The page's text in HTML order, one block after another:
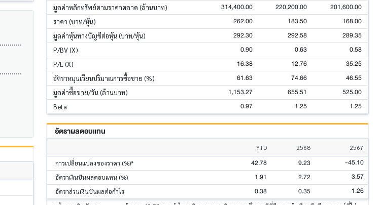
มูลค่าหลักทรัพย์ตามราคาตลาด (ล้านบาท) 314,400.00 220,200.00 201,600.00
ราคา (บาท/หุ้น) 262.00 183.50 168.00
มูลค่าหุ้นทางบัญชีต่อหุ้น (บาท/หุ้น) 292.30 292.58 289.35
P/BV (X) 0.90 0.63 0.58
P/E (X) 16.38 12.76 35.25
อัตราหมุนเวียนปริมาณการซื้อขาย (%) 61.63 74.66 46.55
มูลค่าซื้อขาย/วัน (ล้านบาท) 1,153.27 655.51 525.00
Beta 0.97 1.25 1.25
อัตราผลตอบแทน
YTD 2568
2567
การเปลี่ยนแปลงของราคา (%)*
42.78 9.23 -45.10
อัตราเงินปันผลตอบแทน (%) 1.91 2.72 3.57
อัตราส่วนเงินปันผลต่อกำไร 0.38 0.35 1.26